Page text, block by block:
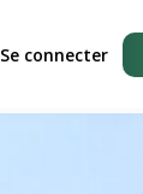
Se connecter